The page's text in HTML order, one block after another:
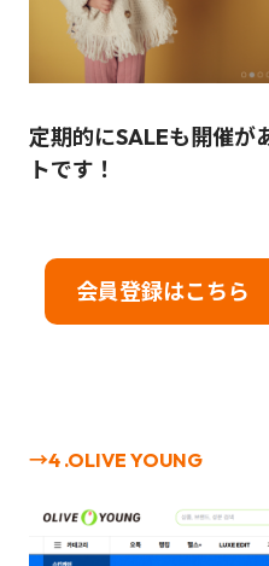
定期的にSALEも開催が
トです！
会員登録はこちら
→4 .OLIVE YOUNG